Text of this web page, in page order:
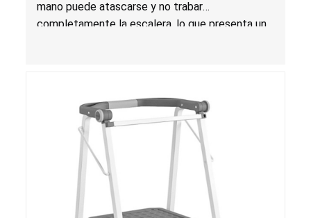
mano puede atascarse y no trabar
completamente la escalera, lo que presenta un